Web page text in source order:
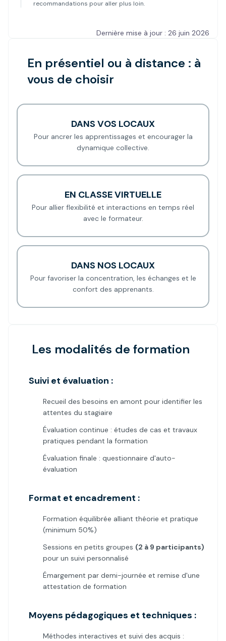
recommandations pour aller plus loin.
Dernière mise à jour : 26 juin 2026
En présentiel ou à distance : à
vous de choisir
DANS VOS LOCAUX
Pour ancrer les apprentissages et encourager la
dynamique collective.
EN CLASSE VIRTUELLE
Pour allier flexibilité et interactions en temps réel
avec le formateur.
DANS NOS LOCAUX
Pour favoriser la concentration, les échanges et le
confort des apprenants.
Les modalités de formation
Suivi et évaluation :
Recueil des besoins en amont pour identifier les
attentes du stagiaire
Évaluation continue : études de cas et travaux
pratiques pendant la formation
Évaluation finale : questionnaire d'auto-
évaluation
Format et encadrement :
Formation équilibrée alliant théorie et pratique
(minimum 50%)
Sessions en petits groupes (2 à 9 participants)
pour un suivi personnalisé
Émargement par demi-journée et remise d'une
attestation de formation
Moyens pédagogiques et techniques :
Méthodes interactives et suivi des acquis :